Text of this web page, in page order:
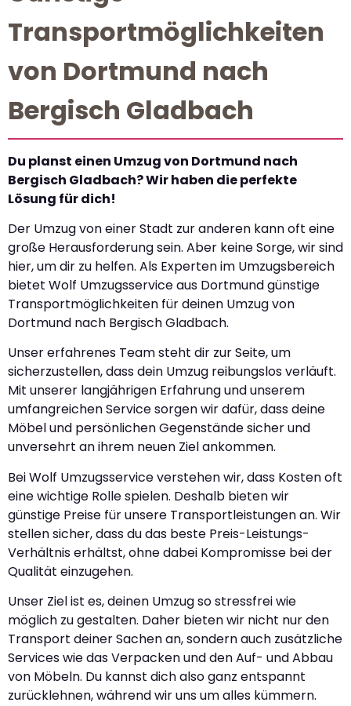
Transportmöglichkeiten
von Dortmund nach
Bergisch Gladbach
Du planst einen Umzug von Dortmund nach
Bergisch Gladbach? Wir haben die perfekte
Lösung für dich!
Der Umzug von einer Stadt zur anderen kann oft eine
große Herausforderung sein. Aber keine Sorge, wir sind
hier, um dir zu helfen. Als Experten im Umzugsbereich
bietet Wolf Umzugsservice aus Dortmund günstige
Transportmöglichkeiten für deinen Umzug von
Dortmund nach Bergisch Gladbach.
Unser erfahrenes Team steht dir zur Seite, um
sicherzustellen, dass dein Umzug reibungslos verläuft.
Mit unserer langjährigen Erfahrung und unserem
umfangreichen Service sorgen wir dafür, dass deine
Möbel und persönlichen Gegenstände sicher und
unversehrt an ihrem neuen Ziel ankommen.
Bei Wolf Umzugsservice verstehen wir, dass Kosten oft
eine wichtige Rolle spielen. Deshalb bieten wir
günstige Preise für unsere Transportleistungen an. Wir
stellen sicher, dass du das beste Preis-Leistungs-
Verhältnis erhältst, ohne dabei Kompromisse bei der
Qualität einzugehen.
Unser Ziel ist es, deinen Umzug so stressfrei wie
möglich zu gestalten. Daher bieten wir nicht nur den
Transport deiner Sachen an, sondern auch zusätzliche
Services wie das Verpacken und den Auf- und Abbau
von Möbeln. Du kannst dich also ganz entspannt
zurücklehnen, während wir uns um alles kümmern.